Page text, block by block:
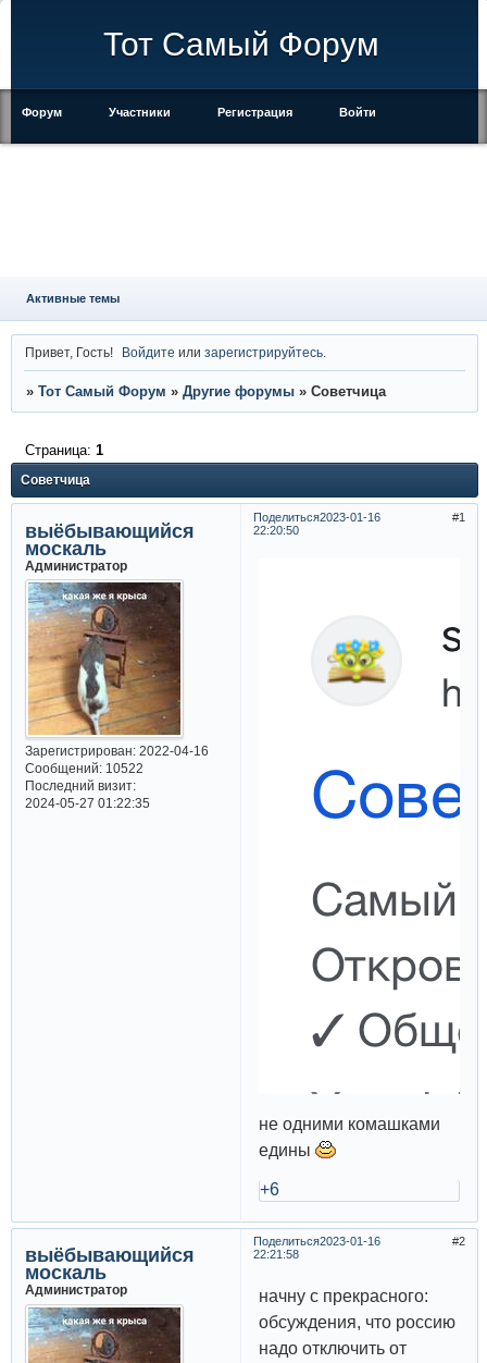
Тот Самый Форум
Форум Участники Регистрация Войти
Активные темы
Привет, Гость! Войдите илизарегистрируйтесь
» Тот Самый Форум » Другие форумы » Советчица
Советчица
Страница: 1
Поделиться 1
2023-01-16
22:20:50
выёбывающийся
москаль
Администратор
Зарегистрирован: 2022-04-16
Сообщений:10522
Последний визит:
2024-05-27 01:22:35
не одними комашками
едины
+6
Поделиться 2
2023-01-16
22:21:58
выёбывающийся
москаль
Администратор
начну с прекрасного:
обсуждения, что россию
надо отключить от